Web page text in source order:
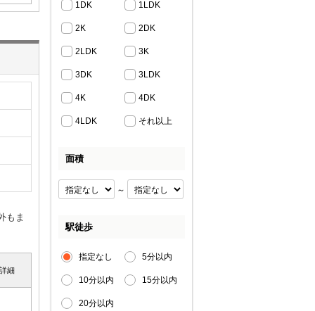
もま
細
1DK 1LDK
2K 2DK
2LDK 3K
3DK 3LDK
4K 4DK
4LDK それ以上
面積
～
駅徒歩
指定なし 5分以内
10分以内 15分以内
20分以内